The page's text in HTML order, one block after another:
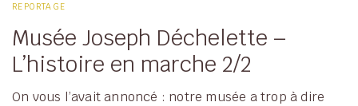
REPORTAGE
Musée Joseph Déchelette –
L’histoire en marche 2/2
On vous l’avait annoncé : notre musée a trop à dire